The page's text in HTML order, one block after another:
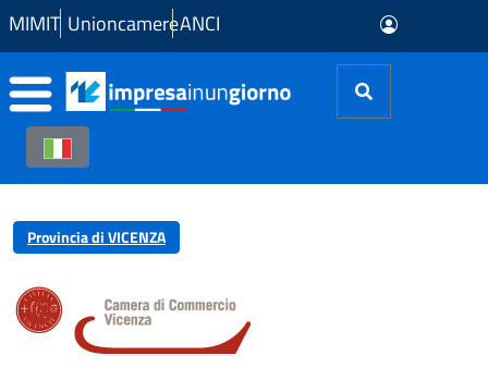
Skip to Main Content
MIMIT UnioncamereANCI
Provincia di VICENZA